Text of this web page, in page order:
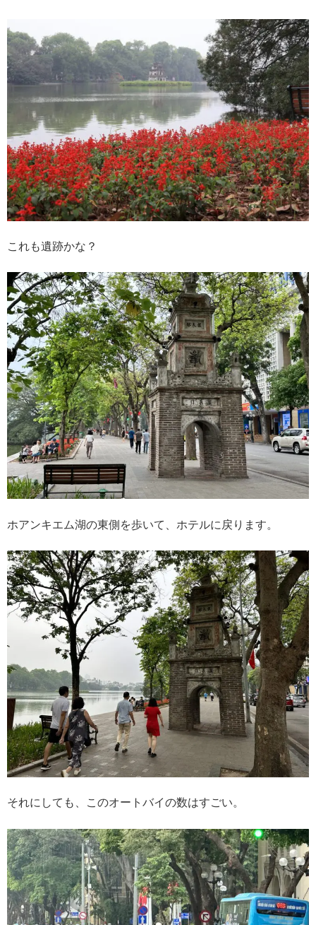
これも遺跡かな？
ホアンキエム湖の東側を歩いて、ホテルに戻ります。
それにしても、このオートバイの数はすごい。